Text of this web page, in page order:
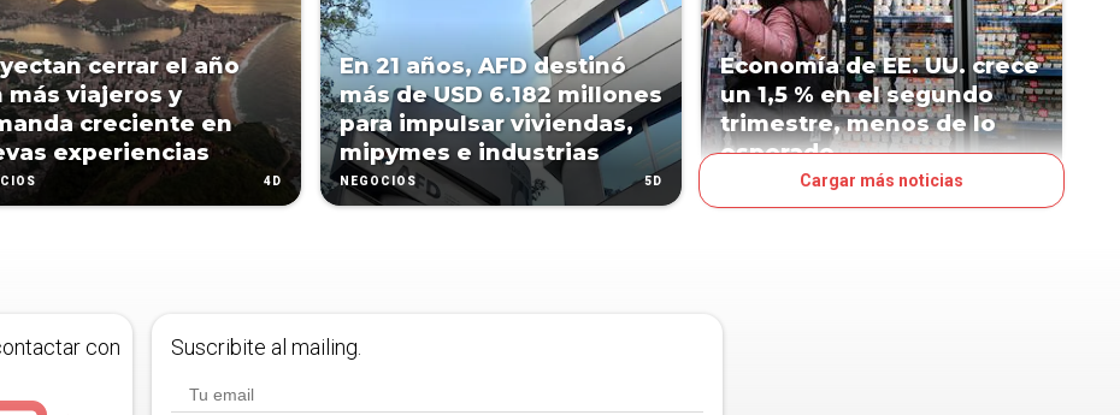
cerrar el año
más viajeros y
creciente en
experiencias
4D
En 21 años, AFD destinó
más de USD 6.182 millones
para impulsar viviendas,
mipymes e industrias
NEGOCIOS 5D
Economía de EE. UU. crece
un 1,5 % en el segundo
trimestre, menos de lo
esperado
Cargar más noticias
con
Suscribite al mailing.